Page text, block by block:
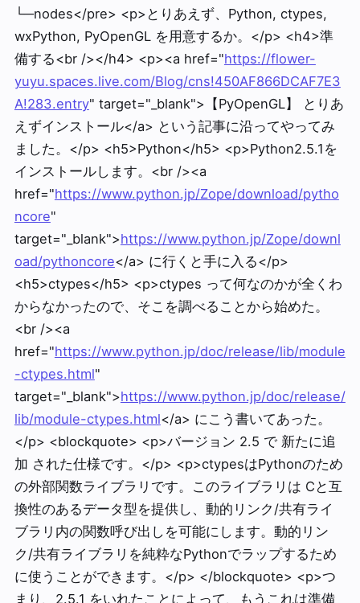
└─nodes</pre> <p>とりあえず、Python, ctypes,
wxPython, PyOpenGL を用意するか。</p> <h4>準
備する<br /></h4> <p><a href="https://flower-
yuyu.spaces.live.com/Blog/cns!450AF866DCAF7E3
A!283.entry" target="_blank">【PyOpenGL】 とりあ
えずインストール</a> という記事に沿ってやってみ
ました。</p> <h5>Python</h5> <p>Python2.5.1を
インストールします。<br /><a
href="https://www.python.jp/Zope/download/pytho
ncore"
target="_blank">https://www.python.jp/Zope/downl
oad/pythoncore</a> に行くと手に入る</p>
<h5>ctypes</h5> <p>ctypes って何なのかが全くわ
からなかったので、そこを調べることから始めた。
<br /><a
href="https://www.python.jp/doc/release/lib/module
-ctypes.html"
target="_blank">https://www.python.jp/doc/release/
lib/module-ctypes.html</a> にこう書いてあった。
</p> <blockquote> <p>バージョン 2.5 で 新たに追
加 された仕様です。</p> <p>ctypesはPythonのため
の外部関数ライブラリです。このライブラリは Cと互
換性のあるデータ型を提供し、動的リンク/共有ライ
ブラリ内の関数呼び出しを可能にします。動的リン
ク/共有ライブラリを純粋なPythonでラップするため
に使うことができます。</p> </blockquote> <p>つ
まり、2.5.1 をいれたことによって、もうこれは準備